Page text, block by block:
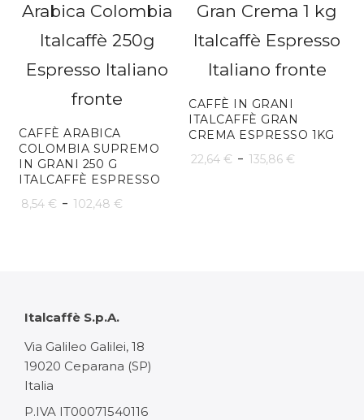
da
34,16 €
a
102,48 €
CAFFÈ ARABICA
COLOMBIA SUPREMO
IN GRANI 250 G
ITALCAFFÈ ESPRESSO
8,54 € - 102,48 €
a
102,48 €
CAFFÈ IN GRANI
ITALCAFFÈ GRAN
CREMA ESPRESSO 1KG
22,64 € - 135,86 €
Italcaffè S.p.A.
Via Galileo Galilei, 18
19020 Ceparana (SP)
Italia
P.IVA IT00071540116